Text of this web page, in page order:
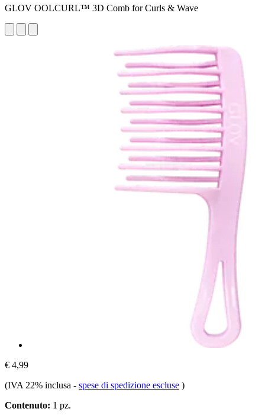
GLOV OOLCURL™ 3D Comb for Curls & Wave
€ 4,99
(IVA 22% inclusa - spese di spedizione escluse )
Contenuto: 1 pz.